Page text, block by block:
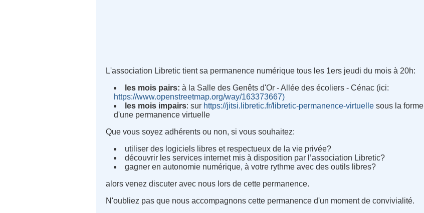
L'association Libretic tient sa permanence numérique tous les 1ers jeudi du mois à 20h:
les mois pairs: à la Salle des Genêts d'Or - Allée des écoliers - Cénac (ici:
https://www.openstreetmap.org/way/163373667)
les mois impairs: sur https://jitsi.libretic.fr/libretic-permanence-virtuelle sous la forme
d'une permanence virtuelle
Que vous soyez adhérents ou non, si vous souhaitez:
utiliser des logiciels libres et respectueux de la vie privée?
découvrir les services internet mis à disposition par l’association Libretic?
gagner en autonomie numérique, à votre rythme avec des outils libres?
alors venez discuter avec nous lors de cette permanence.
N'oubliez pas que nous accompagnons cette permanence d'un moment de convivialité.